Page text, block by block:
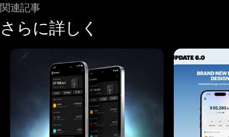
関連記事
さらに詳しく